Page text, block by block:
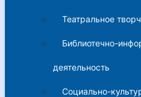
Театральное
Библиотечно-
деятельность
Социально-